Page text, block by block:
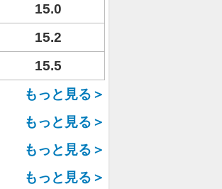
15.0
15.2
15.5
もっと見る＞
もっと見る＞
もっと見る＞
もっと見る＞